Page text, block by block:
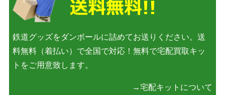
鉄道グッズをダンボールに詰めてお送りください。送
料無料（着払い）で全国で対応！無料で宅配買取キッ
トをご用意致します。
→宅配キットについて